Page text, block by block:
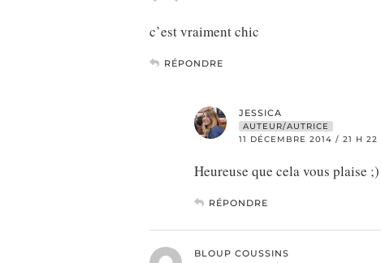
c’est vraiment chic
RÉPONDRE
JESSICA
AUTEUR/AUTRICE
11 DÉCEMBRE 2014 / 21 H 22
Heureuse que cela vous plaise ;)
RÉPONDRE
BLOUP COUSSINS